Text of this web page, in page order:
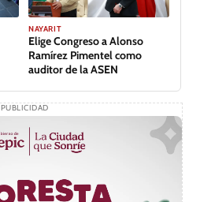
NAYARIT
Elige Congreso a Alonso
Ramírez Pimentel como
auditor de la ASEN
PUBLICIDAD